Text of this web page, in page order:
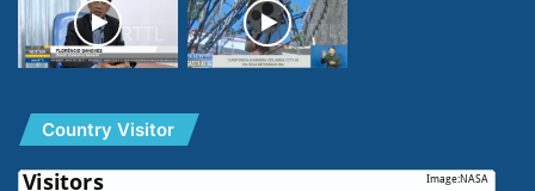
Country Visitor